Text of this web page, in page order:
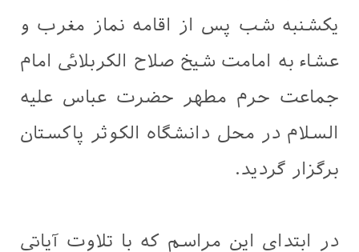
یکشنبه شب پس از اقامه نماز مغرب و
عشاء به امامت شیخ صلاح الکربلائی امام
جماعت حرم مطهر حضرت عباس علیه
السلام در محل دانشگاه الکوثر پاکستان
برگزار گردید.
در ابتدای این مراسم که با تلاوت آیاتی